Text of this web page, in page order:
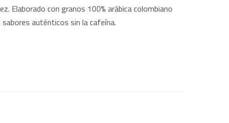
Elaborado con granos 100% arábica colombiano
auténticos sin la cafeína.